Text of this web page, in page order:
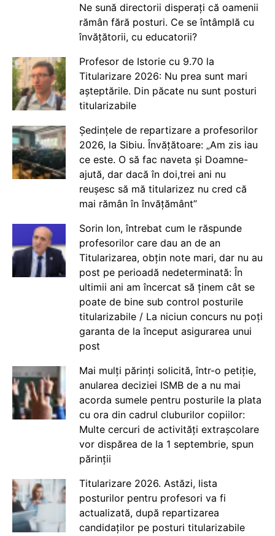
Ne sună directorii disperați că oamenii
rămân fără posturi. Ce se întâmplă cu
învățătorii, cu educatorii?
Profesor de Istorie cu 9.70 la
Titularizare 2026: Nu prea sunt mari
așteptările. Din păcate nu sunt posturi
titularizabile
Ședințele de repartizare a profesorilor
2026, la Sibiu. Învățătoare: „Am zis iau
ce este. O să fac naveta și Doamne-
ajută, dar dacă în doi,trei ani nu
reușesc să mă titularizez nu cred că
mai rămân în învățământ”
Sorin Ion, întrebat cum le răspunde
profesorilor care dau an de an
Titularizarea, obțin note mari, dar nu au
post pe perioadă nedeterminată: În
ultimii ani am încercat să ținem cât se
poate de bine sub control posturile
titularizabile / La niciun concurs nu poți
garanta de la început asigurarea unui
post
Mai mulți părinți solicită, într-o petiție,
anularea deciziei ISMB de a nu mai
acorda sumele pentru posturile la plata
cu ora din cadrul cluburilor copiilor:
Multe cercuri de activități extrașcolare
vor dispărea de la 1 septembrie, spun
părinții
Titularizare 2026. Astăzi, lista
posturilor pentru profesori va fi
actualizată, după repartizarea
candidaților pe posturi titularizabile